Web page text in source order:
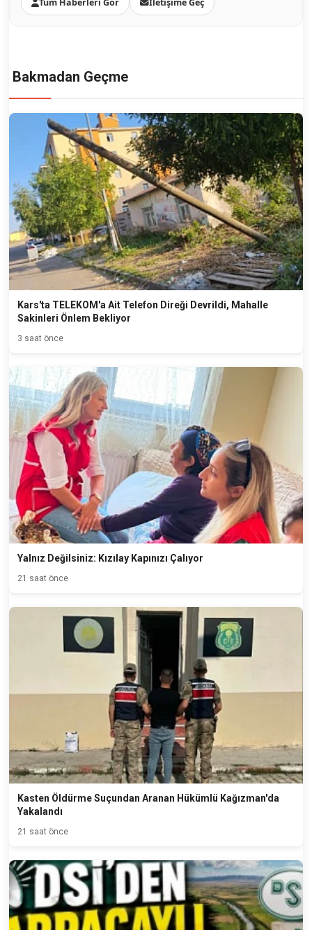
Tüm Haberleri Gör İletişime Geç
Bakmadan Geçme
Kars'ta TELEKOM'a Ait Telefon Direği Devrildi, Mahalle
Sakinleri Önlem Bekliyor
3 saat önce
Yalnız Değilsiniz: Kızılay Kapınızı Çalıyor
21 saat önce
Kasten Öldürme Suçundan Aranan Hükümlü Kağızman'da
Yakalandı
21 saat önce